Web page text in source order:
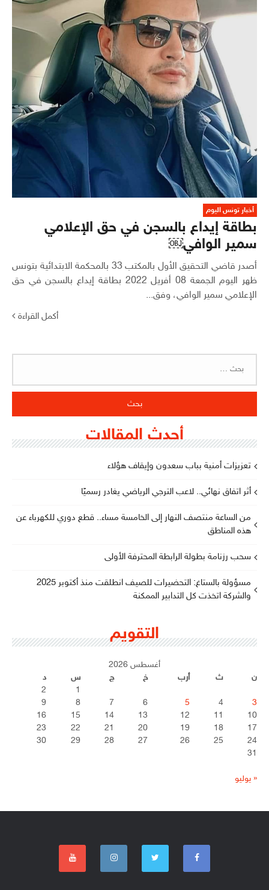
أخبار تونس اليوم
بطاقة إيداع بالسجن في حق الإعلامي
سمير الوافي￼
أصدر قاضي التحقيق الأول بالمكتب 33 بالمحكمة الابتدائية بتونس
ظهر اليوم الجمعة 08 أفريل 2022 بطاقة إيداع بالسجن في حق
الإعلامي سمير الوافي، وفق...
أكمل القراءة
أحدث المقالات
تعزيزات أمنية بباب سعدون وإيقاف هؤلاء
أثر اتفاق نهائي.. لاعب الترجي الرياضي يغادر رسميًا
من الساعة منتصف النهار إلى الخامسة مساء.. قطع دوري للكهرباء عن
هذه المناطق
سحب رزنامة بطولة الرابطة المحترفة الأولى
مسؤولة بالستاغ: التحضيرات للصيف انطلقت منذ أكتوبر 2025
والشركة اتخذت كل التدابير الممكنة
التقويم
أغسطس 2026
ن
ث أرب خ ج س
د
1
2
3
4
5
6
7
8
9
10
11
12
13
14
15
16
17
18
19
20
21
22
23
24
25
26
27
28
29
30
31
« يوليو